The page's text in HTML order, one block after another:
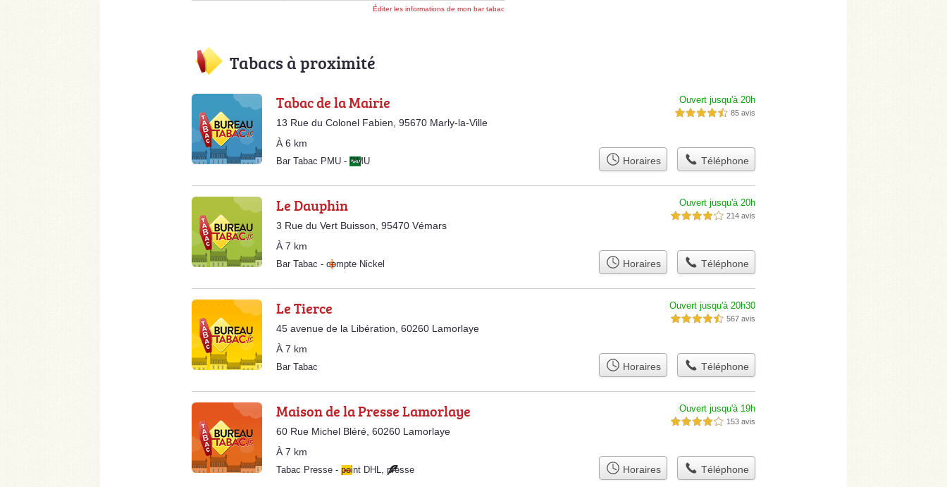
Éditer les informations de mon bar tabac
Tabacs à proximité
Tabac de la Mairie
13 Rue du Colonel Fabien, 95670 Marly-la-Ville
À 6 km
Ouvert jusqu'à 20h
4,5 étoiles sur 5 85 avis
Bar Tabac PMU - PMU Horaires Téléphone
Le Dauphin
3 Rue du Vert Buisson, 95470 Vémars
À 7 km
Ouvert jusqu'à 20h
4,0 étoiles sur 5 214 avis
Bar Tabac - compte Nickel Horaires Téléphone
Le Tierce
45 avenue de la Libération, 60260 Lamorlaye
À 7 km
Ouvert jusqu'à 20h30
4,5 étoiles sur 5 567 avis
Bar Tabac Horaires Téléphone
Maison de la Presse Lamorlaye
60 Rue Michel Bléré, 60260 Lamorlaye
À 7 km
Ouvert jusqu'à 19h
4,0 étoiles sur 5 153 avis
Tabac Presse - point DHL presse Horaires Téléphone